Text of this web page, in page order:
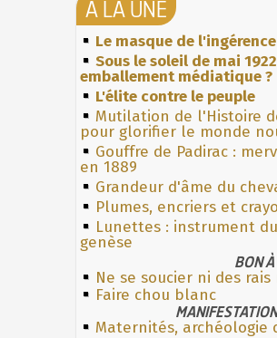
À LA UNE
Le masque de
Sous le soleil de mai
emballement médiatique ?
L'élite contre le peuple
Mutilation de l'Histoire
pour glorifier le monde
Gouffre de Padirac :
en 1889
Grandeur d'âme du
Plumes, encriers et
Lunettes : instrument
genèse
BON
Ne se soucier ni des
Faire chou blanc
Maternités,